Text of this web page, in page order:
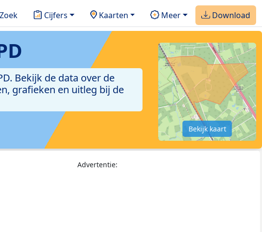
Zoek Cijfers Kaarten Meer Download
Bekijk de data over de
grafieken en uitleg bij de
Bekijk kaart
Advertentie: